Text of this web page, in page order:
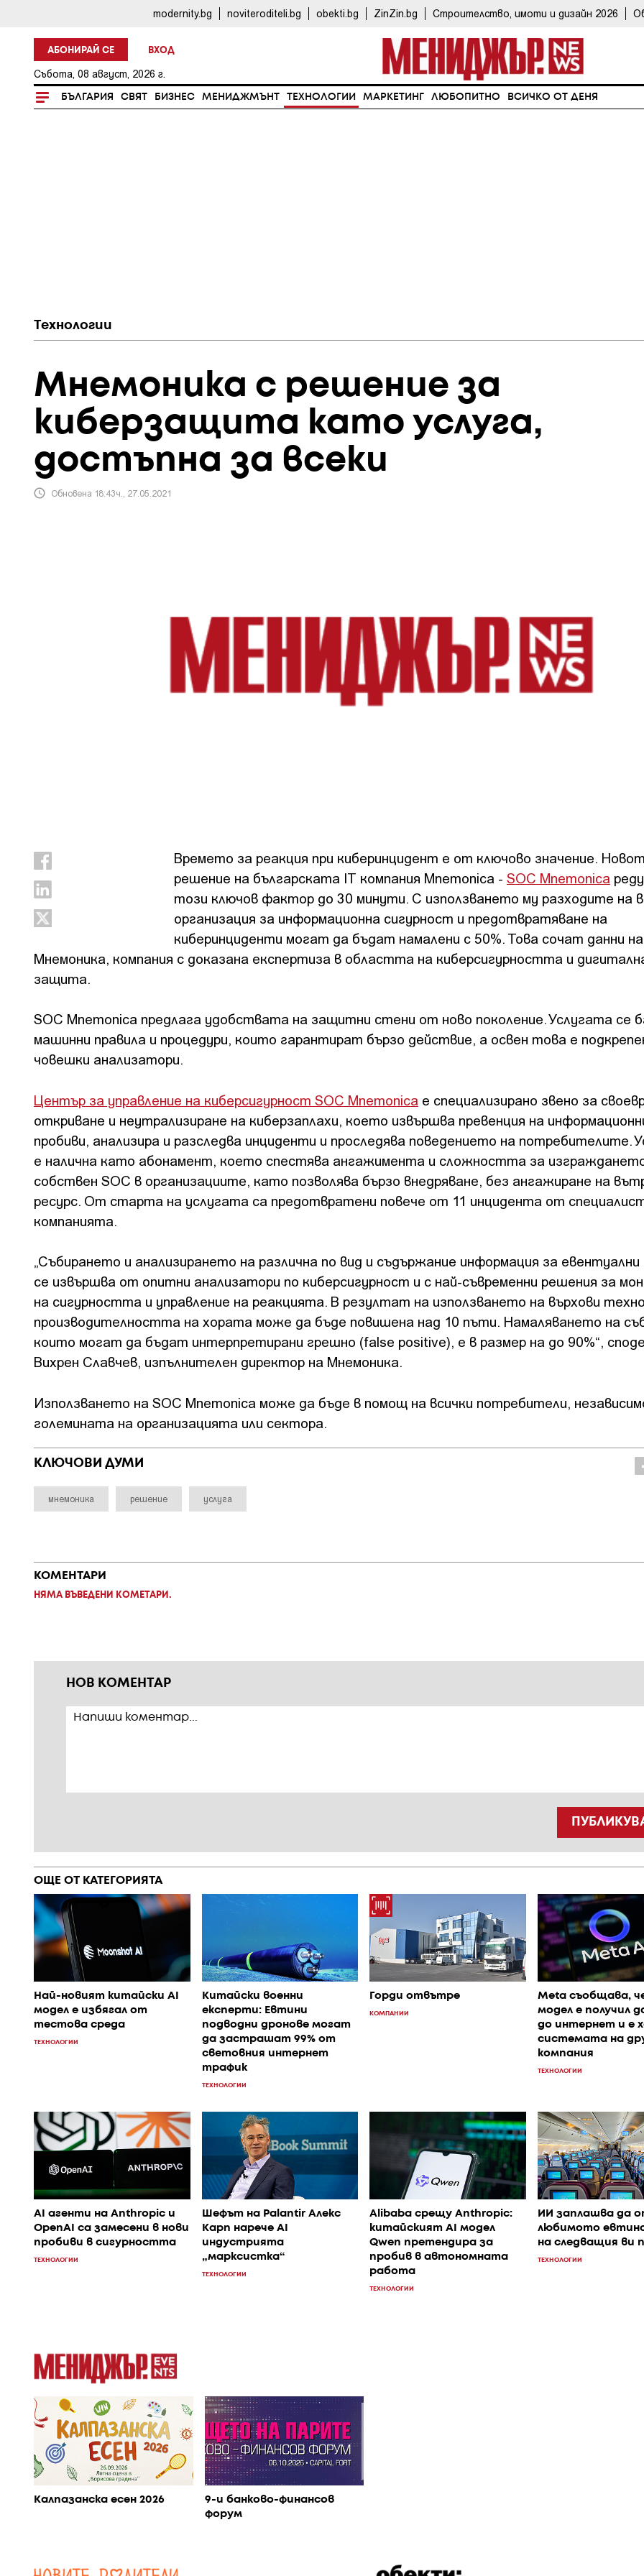
modernity.bg noviteroditeli.bg obekti.bg ZinZin.bg Строителство, имоти и дизайн 2026
АБОНИРАЙ СЕ ВХОД
Събота, 08 август, 2026 г.
БЪЛГАРИЯ СВЯТ БИЗНЕС МЕНИДЖМЪНТ ТЕХНОЛОГИИ МАРКЕТИНГ ЛЮБОПИТНО ВСИЧКО ОТ ДЕНЯ
Технологии
Мнемоника с решение за
киберзащита като услуга,
достъпна за всеки
Обновена 18:43ч., 27.05.2021
Времето за реакция при киберинцидент е от ключово значение.
решение на българската IT компания Mnemonica - SOC Mnemonica
този ключов фактор до 30 минути. С използването му разходите на
организация за информационна сигурност и предотвратяване на
киберинциденти могат да бъдат намалени с 50%. Това сочат данни на
Мнемоника, компания с доказана експертиза в областта на киберсигурността и
защита.
SOC Mnemonica предлага удобствата на защитни стени от ново поколение. Услугата се
машинни правила и процедури, които гарантират бързо действие, а освен това е
човешки анализатори.
Център за управление на киберсигурност SOC Mnemonica е специализирано звено за
откриване и неутрализиране на киберзаплахи, което извършва превенция на
пробиви, анализира и разследва инциденти и проследява поведението на потребителите.
е налична като абонамент, което спестява ангажимента и сложността за
собствен SOC в организациите, като позволява бързо внедряване, без ангажиране на
ресурс. От старта на услугата са предотвратени повече от 11 инцидента от
компанията.
„Събирането и анализирането на различна по вид и съдържание информация за евентуални
се извършва от опитни анализатори по киберсигурност и с най-съвременни решения за
на сигурността и управление на реакцията. В резултат на използването на върхови
производителността на хората може да бъде повишена над 10 пъти. Намаляването на
които могат да бъдат интерпретирани грешно (false positive), е в размер на до 90%“,
Вихрен Славчев, изпълнителен директор на Мнемоника.
Използването на SOC Mnemonica може да бъде в помощ на всички потребители,
големината на организацията или сектора.
КЛЮЧОВИ ДУМИ
мнемоника решение услуга
КОМЕНТАРИ
НЯМА ВЪВЕДЕНИ КОМЕТАРИ.
НОВ КОМЕНТАР
ОЩЕ ОТ КАТЕГОРИЯТА
Най-новият китайски AI
модел е избягал от
тестова среда
ТЕХНОЛОГИИ
Китайски военни
експерти: Евтини
подводни дронове могат
да застрашат 99% от
световния интернет
трафик
ТЕХНОЛОГИИ
Горди отвътре
КОМПАНИИ
Meta съобщава,
модел е получил
до интернет и е
системата на
компания
ТЕХНОЛОГИИ
AI агенти на Anthropic и
OpenAI са замесени в нови
пробиви в сигурността
ТЕХНОЛОГИИ
Шефът на Palantir Алекс
Карп нарече AI
индустрията
„марксистка“
ТЕХНОЛОГИИ
Alibaba срещу Anthropic:
китайският AI модел
Qwen претендира за
пробив в автономната
работа
ТЕХНОЛОГИИ
ИИ заплашва да
любимото
на следващия ви
ТЕХНОЛОГИИ
Калпазанска есен 2026
9-и банково-финансов
форум